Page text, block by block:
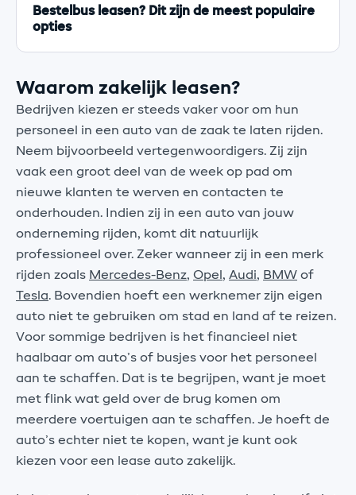
Bestelbus leasen? Dit zijn de meest populaire
opties
Waarom zakelijk leasen?
Bedrijven kiezen er steeds vaker voor om hun
personeel in een auto van de zaak te laten rijden.
Neem bijvoorbeeld vertegenwoordigers. Zij zijn
vaak een groot deel van de week op pad om
nieuwe klanten te werven en contacten te
onderhouden. Indien zij in een auto van jouw
onderneming rijden, komt dit natuurlijk
professioneel over. Zeker wanneer zij in een merk
rijden zoals Mercedes-Benz, Opel, Audi, BMW of
Tesla. Bovendien hoeft een werknemer zijn eigen
auto niet te gebruiken om stad en land af te reizen.
Voor sommige bedrijven is het financieel niet
haalbaar om auto’s of busjes voor het personeel
aan te schaffen. Dat is te begrijpen, want je moet
met flink wat geld over de brug komen om
meerdere voertuigen aan te schaffen. Je hoeft de
auto’s echter niet te kopen, want je kunt ook
kiezen voor een lease auto zakelijk.